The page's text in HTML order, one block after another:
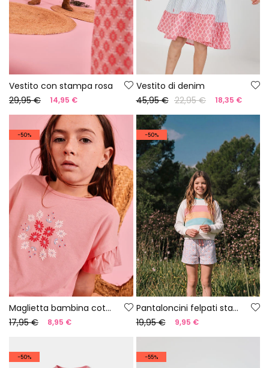
Vestito con stampa rosa
29,95 €
14,95 €
Vestito di denim
45,95 € 22,95 € 18,35 €
-50%
Maglietta bambina cotone rosa
17,95 €
8,95 €
-50%
Pantaloncini felpati stampati
19,95 €
9,95 €
-50% -55%